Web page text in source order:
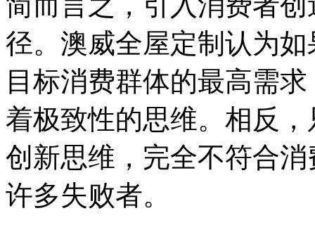
径。澳威全屋定制认为
目标消费群体的最高需
着极致性的思维。相反
创新思维，完全不符合
许多失败者。